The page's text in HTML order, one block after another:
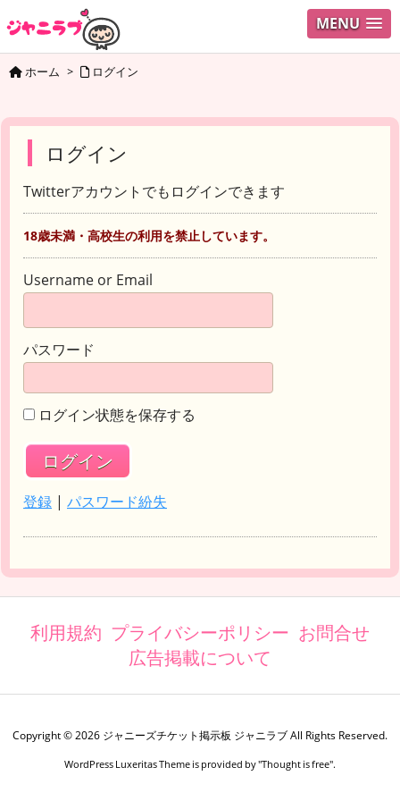
MENU
ホーム > ログイン
ログイン
Twitterアカウントでもログインできます
18歳未満・高校生の利用を禁止しています。
Username or Email
パスワード
ログイン状態を保存する
登録 | パスワード紛失
利用規約 プライバシーポリシー お問合せ
広告掲載について
Copyright ©2026 ジャニーズチケット掲示板 ジャニラブAll Rights Reserved.
WordPress Luxeritas Theme is provided by "Thought is free".